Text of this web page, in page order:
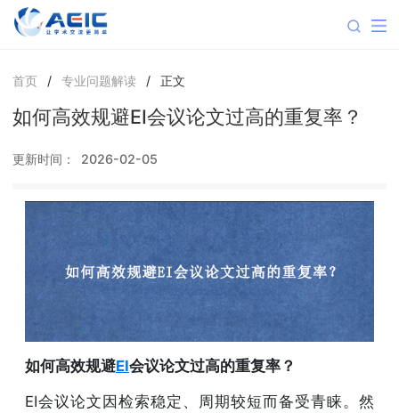
首页 / 专业问题解读 / 正文
如何高效规避EI会议论文过高的重复率？
更新时间： 2026-02-05
如何高效规避EI会议论文过高的重复率？
EI会议论文因检索稳定、周期较短而备受青睐。然